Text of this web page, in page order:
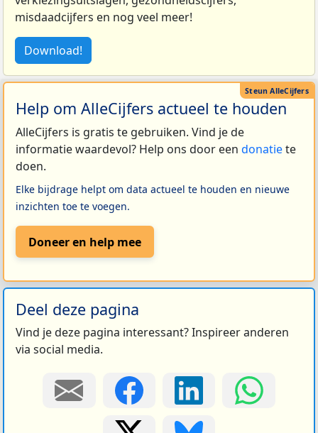
misdaadcijfers en nog veel meer!
Download!
Help om AlleCijfers actueel te houden
AlleCijfers is gratis te gebruiken. Vind je de
informatie waardevol? Help ons door een donatiete
doen.
Elke bijdrage helpt om data actueel te houden en nieuwe
inzichten toe te voegen.
Doneer en help mee
Deel deze pagina
Vind je deze pagina interessant? Inspireer anderen
via social media.